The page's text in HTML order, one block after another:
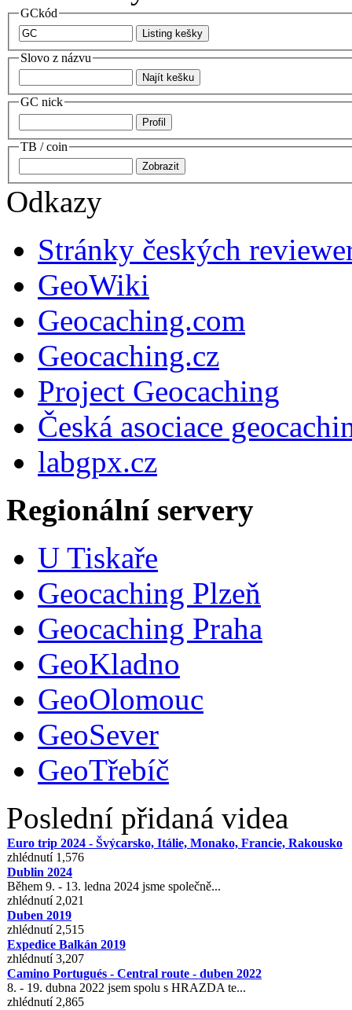
GCkód
Slovo z názvu
GC nick
TB / coin
Odkazy
Stránky českých
GeoWiki
Geocaching.com
Geocaching.cz
Project Geocaching
Česká asociace
labgpx.cz
Regionální servery
U Tiskaře
Geocaching Plzeň
Geocaching Praha
GeoKladno
GeoOlomouc
GeoSever
GeoTřebíč
Poslední přidaná videa
Euro trip 2024 - Švýcarsko, Itálie, Monako, Francie, Rakousko
zhlédnutí 1,576
Dublin 2024
Během 9. - 13. ledna 2024 jsme společně...
zhlédnutí 2,021
Duben 2019
zhlédnutí 2,515
Expedice Balkán 2019
zhlédnutí 3,207
Camino Portugués - Central route - duben 2022
8. - 19. dubna 2022 jsem spolu s HRAZDA te...
zhlédnutí 2,865